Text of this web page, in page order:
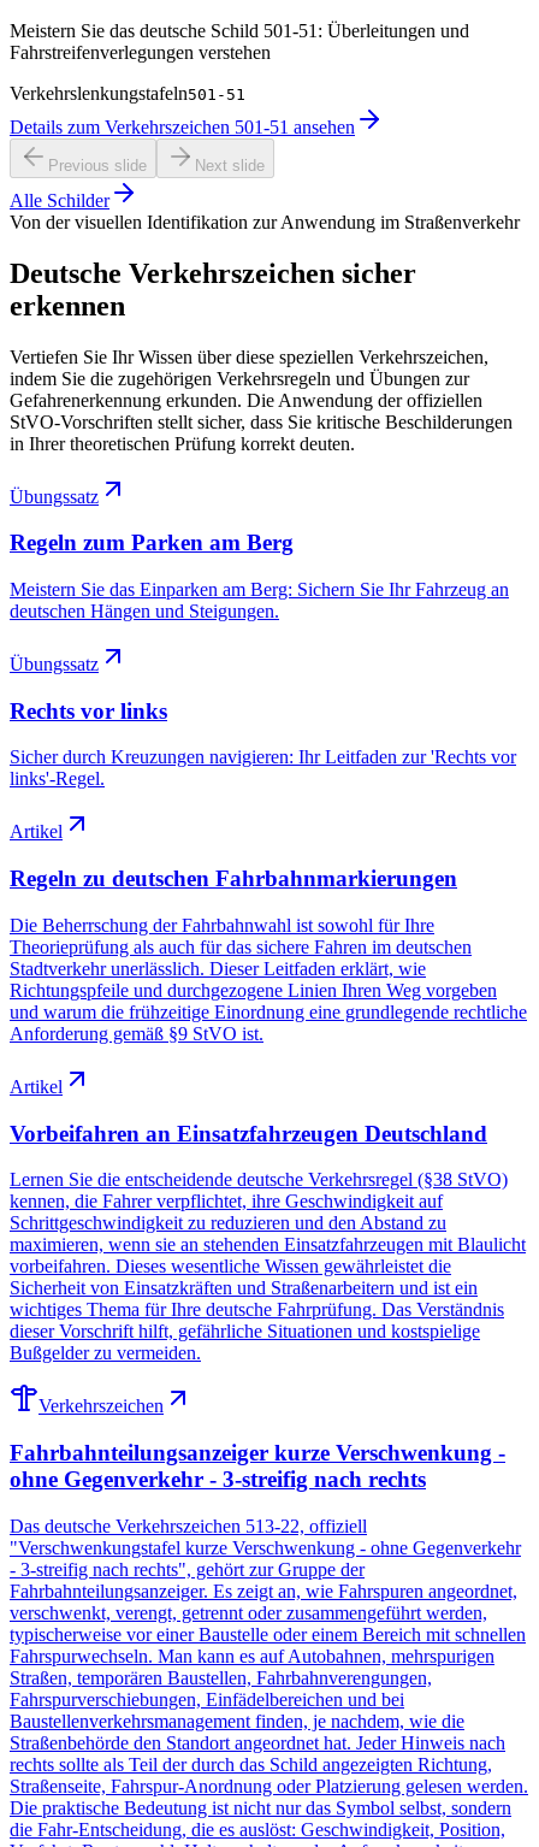
Meistern Sie das deutsche Schild 501-51: Überleitungen und
Fahrstreifenverlegungen verstehen
Verkehrslenkungstafeln501-51
Details zum Verkehrszeichen 501-51 ansehen
Previous slide Next slide
Alle Schilder
Von der visuellen Identifikation zur Anwendung im Straßenverkehr
Deutsche Verkehrszeichen sicher
erkennen
Vertiefen Sie Ihr Wissen über diese speziellen Verkehrszeichen,
indem Sie die zugehörigen Verkehrsregeln und Übungen zur
Gefahrenerkennung erkunden. Die Anwendung der offiziellen
StVO-Vorschriften stellt sicher, dass Sie kritische Beschilderungen
in Ihrer theoretischen Prüfung korrekt deuten.
Übungssatz
Regeln zum Parken am Berg
Meistern Sie das Einparken am Berg: Sichern Sie Ihr Fahrzeug an
deutschen Hängen und Steigungen.
Übungssatz
Rechts vor links
Sicher durch Kreuzungen navigieren: Ihr Leitfaden zur 'Rechts vor
links'-Regel.
Artikel
Regeln zu deutschen Fahrbahnmarkierungen
Die Beherrschung der Fahrbahnwahl ist sowohl für Ihre
Theorieprüfung als auch für das sichere Fahren im deutschen
Stadtverkehr unerlässlich. Dieser Leitfaden erklärt, wie
Richtungspfeile und durchgezogene Linien Ihren Weg vorgeben
und warum die frühzeitige Einordnung eine grundlegende rechtliche
Anforderung gemäß §9 StVO ist.
Artikel
Vorbeifahren an Einsatzfahrzeugen Deutschland
Lernen Sie die entscheidende deutsche Verkehrsregel (§38 StVO)
kennen, die Fahrer verpflichtet, ihre Geschwindigkeit auf
Schrittgeschwindigkeit zu reduzieren und den Abstand zu
maximieren, wenn sie an stehenden Einsatzfahrzeugen mit Blaulicht
vorbeifahren. Dieses wesentliche Wissen gewährleistet die
Sicherheit von Einsatzkräften und Straßenarbeitern und ist ein
wichtiges Thema für Ihre deutsche Fahrprüfung. Das Verständnis
dieser Vorschrift hilft, gefährliche Situationen und kostspielige
Bußgelder zu vermeiden.
Verkehrszeichen
Fahrbahnteilungsanzeiger kurze Verschwenkung -
ohne Gegenverkehr - 3-streifig nach rechts
Das deutsche Verkehrszeichen 513-22, offiziell
"Verschwenkungstafel kurze Verschwenkung - ohne Gegenverkehr
- 3-streifig nach rechts", gehört zur Gruppe der
Fahrbahnteilungsanzeiger. Es zeigt an, wie Fahrspuren angeordnet,
verschwenkt, verengt, getrennt oder zusammengeführt werden,
typischerweise vor einer Baustelle oder einem Bereich mit schnellen
Fahrspurwechseln. Man kann es auf Autobahnen, mehrspurigen
Straßen, temporären Baustellen, Fahrbahnverengungen,
Fahrspurverschiebungen, Einfädelbereichen und bei
Baustellenverkehrsmanagement finden, je nachdem, wie die
Straßenbehörde den Standort angeordnet hat. Jeder Hinweis nach
rechts sollte als Teil der durch das Schild angezeigten Richtung,
Straßenseite, Fahrspur-Anordnung oder Platzierung gelesen werden.
Die praktische Bedeutung ist nicht nur das Symbol selbst, sondern
die Fahr-Entscheidung, die es auslöst: Geschwindigkeit, Position,